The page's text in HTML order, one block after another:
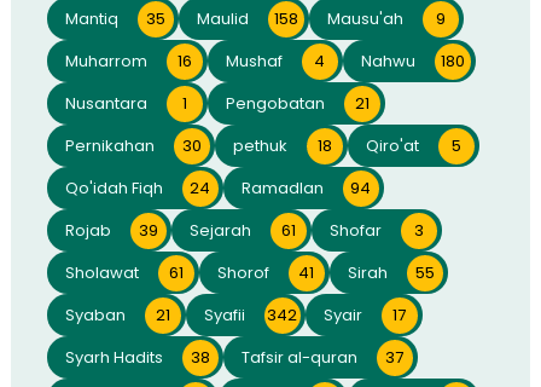
Mantiq
35 Maulid 158 Mausu'ah
9
Muharrom
16 Mushaf 4 Nahwu
180
Nusantara
1 Pengobatan
21
Pernikahan
30 pethuk 18 Qiro'at
5
Qo'idah Fiqh
24 Ramadlan
94
Rojab
39 Sejarah 61 Shofar
3
Sholawat
61 Shorof 41 Sirah
55
Syaban
21 Syafii 342 Syair
17
Syarh Hadits
38 Tafsir al-quran
37